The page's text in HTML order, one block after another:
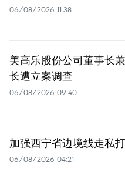
06/08/2026 11:38
美高乐股份公司董事长
长遭立案调查
06/08/2026 09:40
加强西宁省边境线走私
06/08/2026 04:21